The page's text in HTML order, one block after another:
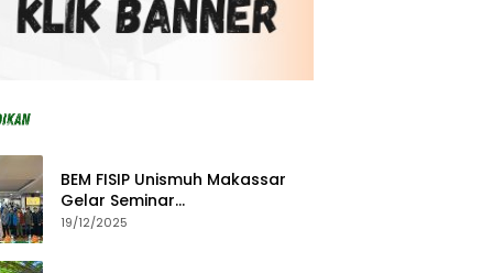
BEM FISIP Unismuh Makassar
Gelar Seminar
Keperempuanan, Bahas
19/12/2025